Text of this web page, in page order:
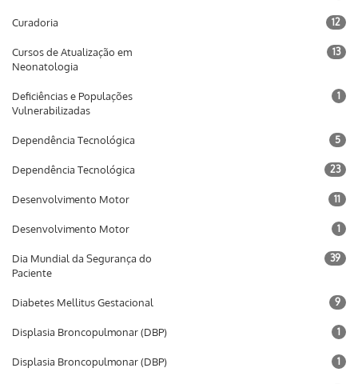
Curadoria 12
Cursos de Atualização em
Neonatologia
13
Deficiências e Populações
Vulnerabilizadas
1
Dependência Tecnológica 5
Dependência Tecnológica 23
Desenvolvimento Motor 11
Desenvolvimento Motor 1
Dia Mundial da Segurança do
Paciente
39
Diabetes Mellitus Gestacional 9
Displasia Broncopulmonar (DBP) 1
Displasia Broncopulmonar (DBP) 1